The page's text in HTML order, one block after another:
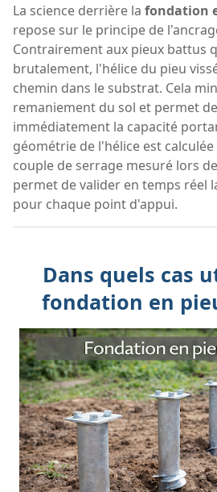
La science derrière la fondation
repose sur le principe de
Contrairement aux pieux battus
brutalement, l'hélice du pieu
chemin dans le substrat. Cela
remaniement du sol et permet
immédiatement la capacité
géométrie de l'hélice est
couple de serrage mesuré lors
permet de valider en temps réel
pour chaque point d'appui.
Dans quels cas
fondation en